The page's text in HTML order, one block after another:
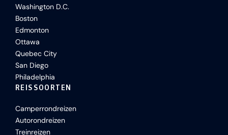
Washington D.C.
Boston
Edmonton
Ottawa
Quebec City
San Diego
Philadelphia
REISSOORTEN
Camperrondreizen
Autorondreizen
Treinreizen